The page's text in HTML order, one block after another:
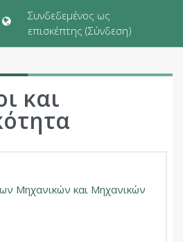
Συνδεδεμένος ως
επισκέπτης (Σύνδεση)
και
Μηχανικών και Μηχανικών